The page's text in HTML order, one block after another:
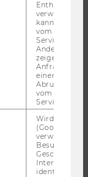
Enthält ein
verwendet
kann, um
vom AMP-
Service
Andere
zeigen Opt-
Anfrage im
einen Fehler
Abrufen
vom AMP
Service an.
Wird von
(Google Tag
verwendet,
Besucher
Geschlecht
Interessen zu
identifizieren.